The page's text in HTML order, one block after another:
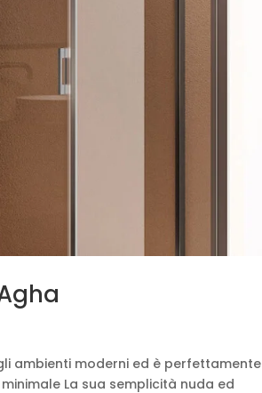
ambienti moderni ed è perfettamente
La sua semplicità nuda ed